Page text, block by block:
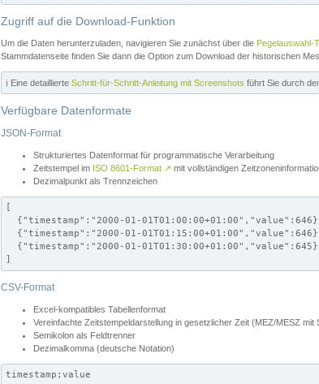
Zugriff auf die Download-Funktion
Um die Daten herunterzuladen, navigieren Sie zunächst über die Pegelauswahl-
Stammdatenseite finden Sie dann die Option zum Download der historischen
ℹ️ Eine detaillierte Schritt-für-Schritt-Anleitung mit Screenshots führt Sie durch
Verfügbare Datenformate
JSON-Format
Strukturiertes Datenformat für programmatische Verarbeitung
Zeitstempel im ISO 8601-Format ↗ mit vollständigen
Dezimalpunkt als Trennzeichen
[
{"timestamp":"2000-01-
{"timestamp":"2000-01-
  {"timestamp":"2000-01-01T01:30:00+01:00","value":645}
]
CSV-Format
Excel-kompatibles Tabellenformat
Vereinfachte Zeitstempeldarstellung in gesetzlicher Zeit (MEZ/MESZ mit
Semikolon als Feldtrenner
Dezimalkomma (deutsche Notation)
timestamp;value